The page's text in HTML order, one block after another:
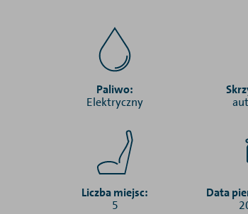
Paliwo:
Elektryczny
Liczba miejsc:
5
Data